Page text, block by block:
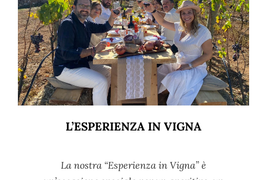
L’ESPERIENZA IN VIGNA
La nostra “Esperienza in Vigna” è